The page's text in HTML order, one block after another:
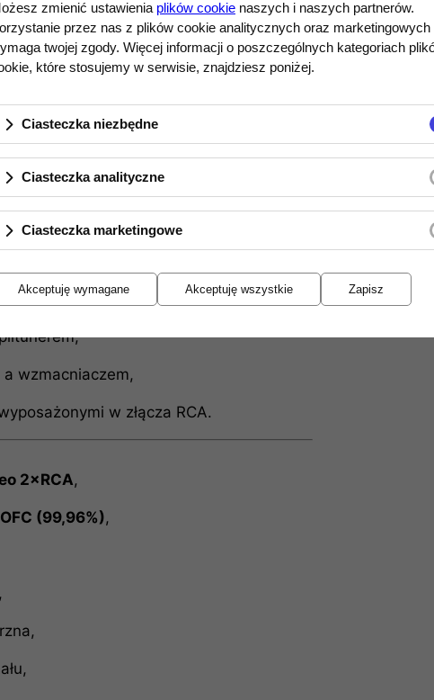
24K
eksploatację.
analogowego sygnału stereo
stereo,
wzmacniaczem,
w złącza RCA.
2×RCA,
(99,96%),
zmienić ustawienia plików cookie naszych i naszych partnerów.
przez nas z plików cookie analitycznych oraz marketingowych
twojej zgody. Więcej informacji o poszczególnych kategoriach
które stosujemy w serwisie, znajdziesz poniżej.
Ciasteczka niezbędne
Ciasteczka analityczne
Ciasteczka marketingowe
Akceptuję wymagane Akceptuję wszystkie Zapisz